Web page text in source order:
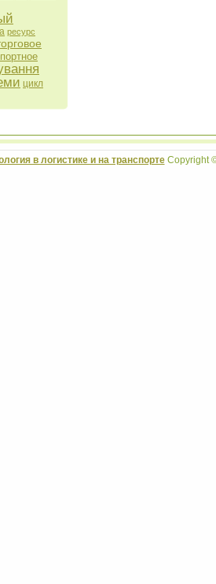
ресурс
цикл
в логистике и на транспортеCopyright